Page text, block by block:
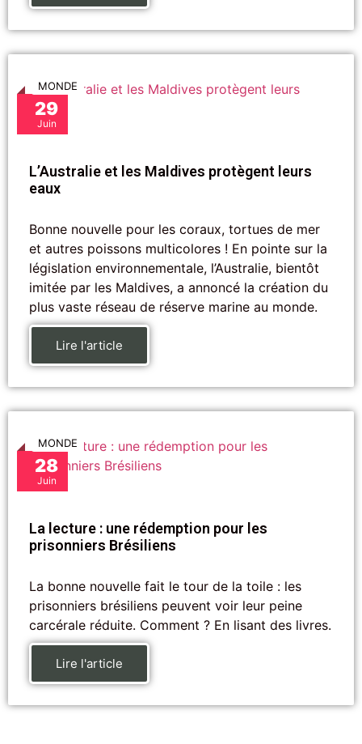
29
Juin
MONDE
L’Australie et les Maldives protègent leurs
eaux
Bonne nouvelle pour les coraux, tortues de mer
et autres poissons multicolores ! En pointe sur la
législation environnementale, l’Australie, bientôt
imitée par les Maldives, a annoncé la création du
plus vaste réseau de réserve marine au monde.
Lire l'article
28
Juin
MONDE
La lecture : une rédemption pour les
prisonniers Brésiliens
La bonne nouvelle fait le tour de la toile : les
prisonniers brésiliens peuvent voir leur peine
carcérale réduite. Comment ? En lisant des livres.
Lire l'article